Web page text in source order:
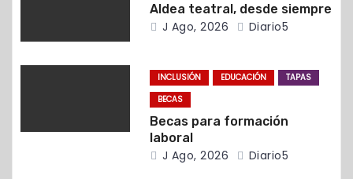
e
e
t
Aldea teatral, desde siempre
J Ago, 2026 Diario5
INCLUSIÓN EDUCACIÓN
TAPAS
BECAS
Becas para formación
laboral
J Ago, 2026 Diario5